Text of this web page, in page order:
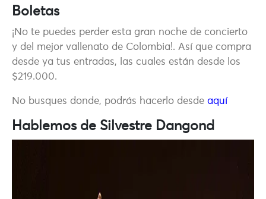
Boletas
¡No te puedes perder esta gran noche de concierto
y del mejor vallenato de Colombia!. Así que compra
desde ya tus entradas, las cuales están desde los
$219.000.
No busques donde, podrás hacerlo desde aquí
Hablemos de Silvestre Dangond